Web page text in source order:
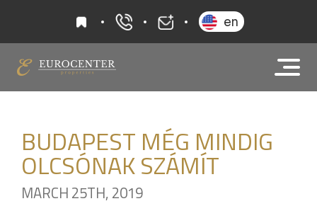
kedvencek+36 20 919 0005
en
BUDAPEST MÉG MINDIG
OLCSÓNAK SZÁMÍT
MARCH 25TH, 2019